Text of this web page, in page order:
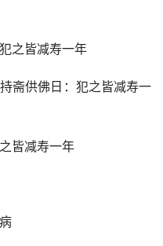
之皆减寿一年
斋供佛日：犯之皆减寿一
皆减寿一年